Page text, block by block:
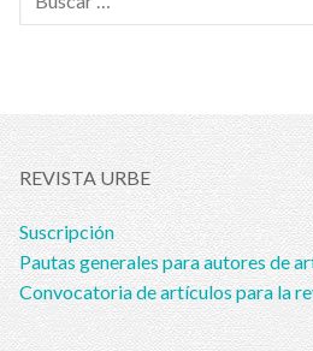
REVISTA URBE
Suscripción
Pautas generales para autores de
Convocatoria de artículos para la